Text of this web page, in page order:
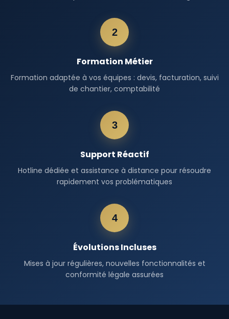
2
Formation Métier
Formation adaptée à vos équipes : devis, facturation, suivi
de chantier, comptabilité
3
Support Réactif
Hotline dédiée et assistance à distance pour résoudre
rapidement vos problématiques
4
Évolutions Incluses
Mises à jour régulières, nouvelles fonctionnalités et
conformité légale assurées